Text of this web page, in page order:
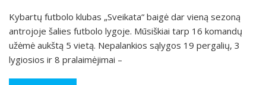
Kybartų futbolo klubas „Sveikata“ baigė dar vieną sezoną
antrojoje šalies futbolo lygoje. Mūsiškiai tarp 16 komandų
užėmė aukštą 5 vietą. Nepalankios sąlygos 19 pergalių, 3
lygiosios ir 8 pralaimėjimai –